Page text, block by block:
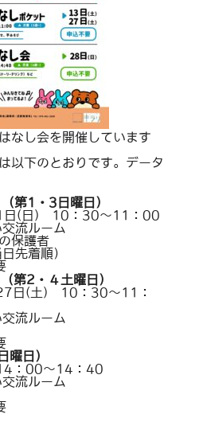
なし会を開催しています
以下のとおりです。データ
第1・3日曜日）
日(日) 10：30～11：00
流ルーム
保護者
先着順）
第2・４土曜日）
日(土) 10：30～11：
流ルーム
曜日）
：00～14：40
流ルーム